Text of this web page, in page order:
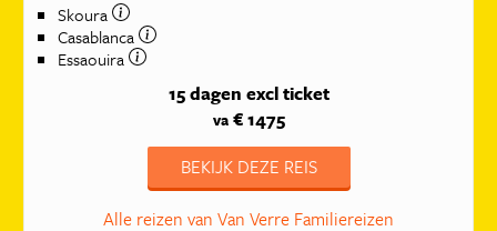
Skoura
Casablanca
Essaouira
15 dagen excl ticket
va€ 1475
BEKIJK DEZE REIS
Alle reizen van Van Verre Familiereizen